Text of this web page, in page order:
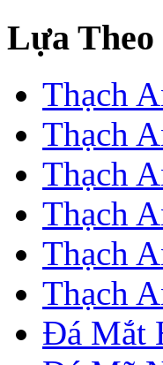
Lựa
Thạch
Thạch
Thạch
Thạch
Thạch
Thạch
Đá Mắt